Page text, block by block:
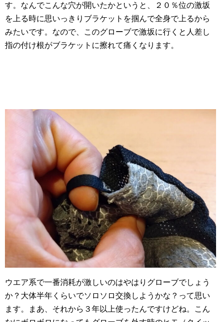
す。なんでこんな穴が開いたかというと、２０％位の激坂
を上る時に思いっきりブラケットを掴んで全身で上るから
みたいです。なので、このグローブで激坂に行くと人差し
指の付け根がブラケットに擦れて痛くなります。
ウエア系で一番消耗が激しいのはやはりグローブでしょう
か？大体半年くらいでソロソロ交換しようかな？って思い
ます。まあ、それから３年以上使ったんですけどね。こん